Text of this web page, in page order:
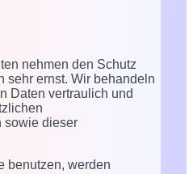
nehmen den Schutz
sehr ernst. Wir behandeln
Daten vertraulich und
sowie dieser
benutzen, werden